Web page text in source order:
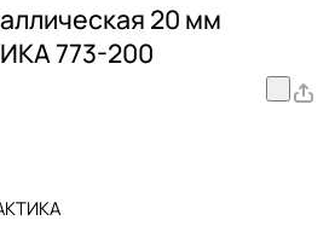
20 мм
773-200